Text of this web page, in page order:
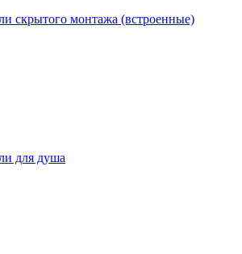
скрытого монтажа (встроенные)
для душа